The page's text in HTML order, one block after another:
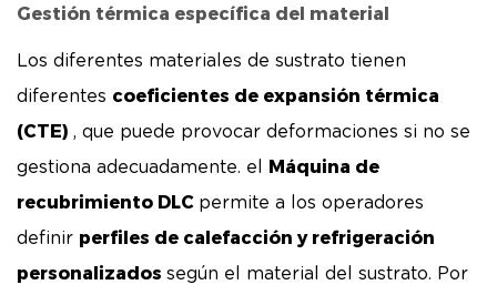
Gestión térmica específica del material
Los diferentes materiales de sustrato tienen
diferentes coeficientes de expansión térmica
(CTE) , que puede provocar deformaciones si no se
gestiona adecuadamente. el Máquina de
recubrimiento DLC permite a los operadores
definir perfiles de calefacción y refrigeración
personalizados según el material del sustrato. Por